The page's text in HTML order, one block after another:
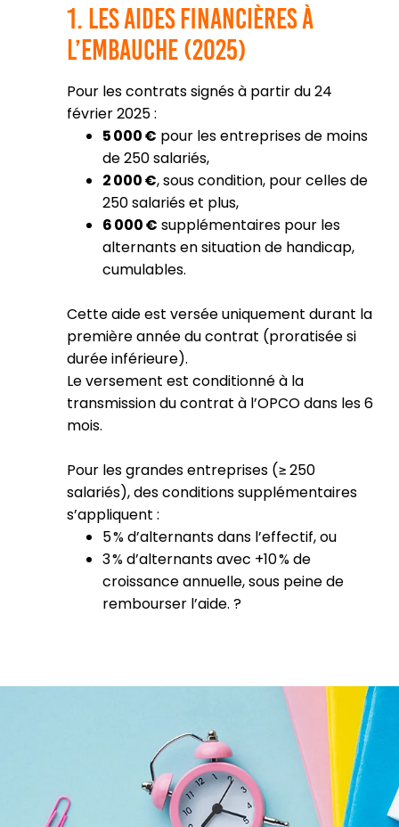
1. Les aides financières à
l’embauche (2025)
Pour les contrats signés à partir du 24
février 2025 :
5 000 € pour les entreprises de moins
de 250 salariés,
2 000 €, sous condition, pour celles de
250 salariés et plus,
6 000 € supplémentaires pour les
alternants en situation de handicap,
cumulables.
Cette aide est versée uniquement durant la
première année du contrat (proratisée si
durée inférieure).
Le versement est conditionné à la
transmission du contrat à l’OPCO dans les 6
mois.
Pour les grandes entreprises (≥ 250
salariés), des conditions supplémentaires
s’appliquent :
5 % d’alternants dans l’effectif, ou
3 % d’alternants avec +10 % de
croissance annuelle, sous peine de
rembourser l’aide. ?